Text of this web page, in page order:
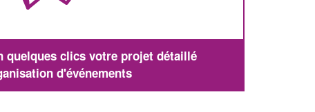
quelques clics votre projet détaillé
d'événements